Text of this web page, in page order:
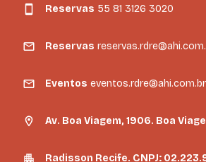
Reservas 55 81 3126 3020
Reservas
Eventos eventos.rdre@ahi.com.br
Av. Boa Viagem, 1906. Boa
Radisson Recife. CNPJ: